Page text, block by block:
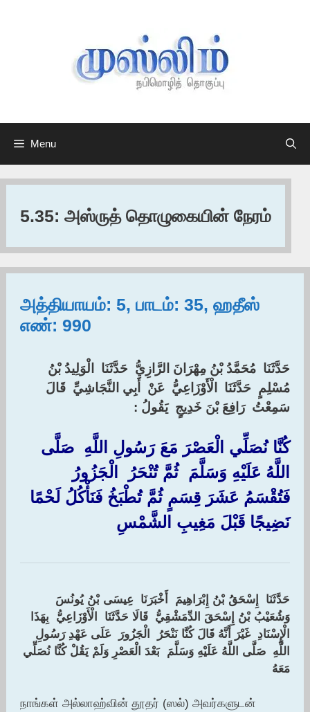
Menu
5.35: அஸ்ருத் தொழுகையின் நேரம்
அத்தியாயம்: 5, பாடம்: 35, ஹதீஸ்
எண்: 990
حَدَّثَنَا ‏ ‏مُحَمَّدُ بْنُ مِهْرَانَ الرَّازِيُّ ‏ ‏حَدَّثَنَا ‏ ‏الْوَلِيدُ بْنُ
مُسْلِمٍ ‏ ‏حَدَّثَنَا ‏ ‏الْأَوْزَاعِيُّ ‏ ‏عَنْ ‏ ‏أَبِي النَّجَاشِيِّ ‏ ‏قَالَ
سَمِعْتُ ‏ ‏رَافِعَ بْنَ خَدِيجٍ ‏ ‏يَقُولُ ‏:‏
كُنَّا نُصَلِّي الْعَصْرَ مَعَ رَسُولِ اللَّهِ ‏ ‏صَلَّى
اللَّهُ عَلَيْهِ وَسَلَّمَ ‏ ‏ثُمَّ تُنْحَرُ ‏ ‏الْجَزُورُ ‏
‏فَتُقْسَمُ عَشَرَ قِسَمٍ ثُمَّ تُطْبَخُ فَنَأْكُلُ لَحْمًا
نَضِيجًا قَبْلَ مَغِيبِ الشَّمْسِ
حَدَّثَنَا ‏ ‏إِسْحَقُ بْنُ إِبْرَاهِيمَ ‏ ‏أَخْبَرَنَا ‏ ‏عِيسَى بْنُ يُونُسَ ‏
‏وَشُعَيْبُ بْنُ إِسْحَقَ الدِّمَشْقِيُّ ‏ ‏قَالَا حَدَّثَنَا ‏ ‏الْأَوْزَاعِيُّ ‏ ‏بِهَذَا
الْإِسْنَادِ ‏ ‏غَيْرَ أَنَّهُ قَالَ كُنَّا نَنْحَرُ ‏ ‏الْجَزُورَ ‏ ‏عَلَى عَهْدِ رَسُولِ
اللَّهِ ‏ ‏صَلَّى اللَّهُ عَلَيْهِ وَسَلَّمَ ‏ ‏بَعْدَ الْعَصْرِ وَلَمْ يَقُلْ كُنَّا نُصَلِّي
مَعَهُ
நாங்கள் அல்லாஹ்வின் தூதர் (ஸல்) அவர்களுடன்